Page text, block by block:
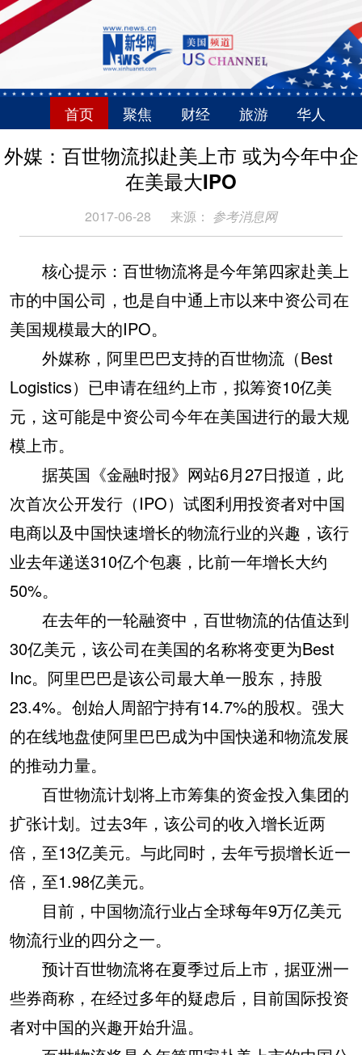
首页 聚焦 财经 旅游 华人
外媒：百世物流拟赴美上市 或为今年中企
在美最大IPO
2017-06-28 来源： 参考消息网
核心提示：百世物流将是今年第四家赴美上
市的中国公司，也是自中通上市以来中资公司在
美国规模最大的IPO。
外媒称，阿里巴巴支持的百世物流（Best
Logistics）已申请在纽约上市，拟筹资10亿美
元，这可能是中资公司今年在美国进行的最大规
模上市。
据英国《金融时报》网站6月27日报道，此
次首次公开发行（IPO）试图利用投资者对中国
电商以及中国快速增长的物流行业的兴趣，该行
业去年递送310亿个包裹，比前一年增长大约
50%。
在去年的一轮融资中，百世物流的估值达到
30亿美元，该公司在美国的名称将变更为Best
Inc。阿里巴巴是该公司最大单一股东，持股
23.4%。创始人周韶宁持有14.7%的股权。强大
的在线地盘使阿里巴巴成为中国快递和物流发展
的推动力量。
百世物流计划将上市筹集的资金投入集团的
扩张计划。过去3年，该公司的收入增长近两
倍，至13亿美元。与此同时，去年亏损增长近一
倍，至1.98亿美元。
目前，中国物流行业占全球每年9万亿美元
物流行业的四分之一。
预计百世物流将在夏季过后上市，据亚洲一
些券商称，在经过多年的疑虑后，目前国际投资
者对中国的兴趣开始升温。